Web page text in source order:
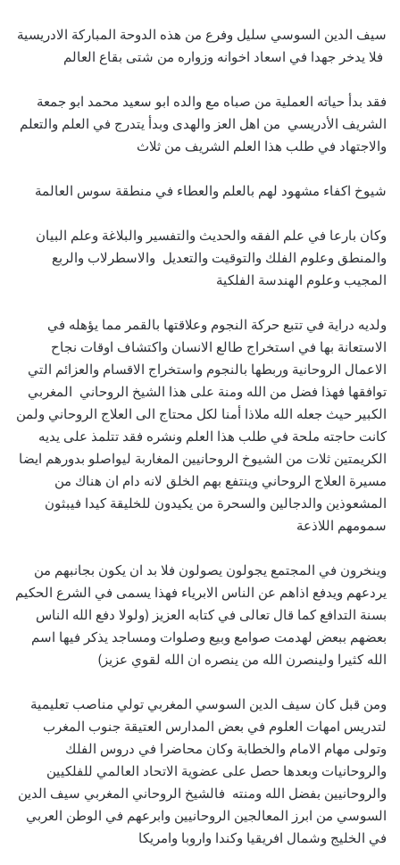
سيف الدين السوسي سليل وفرع من هذه الدوحة المباركة الادريسية
فلا يدخر جهدا في اسعاد اخوانه وزواره من شتى بقاع العالم
فقد بدأ حياته العملية من صباه مع والده ابو سعيد محمد ابو جمعة
الشريف الأدريسي من اهل العز والهدى وبدأ يتدرج في العلم والتعلم
والاجتهاد في طلب هذا العلم الشريف من ثلاث
شيوخ اكفاء مشهود لهم بالعلم والعطاء في منطقة سوس العالمة
وكان بارعا في علم الفقه والحديث والتفسير والبلاغة وعلم البيان
والمنطق وعلوم الفلك والتوقيت والتعديل والاسطرلاب والربع
المجيب وعلوم الهندسة الفلكية
ولديه دراية في تتبع حركة النجوم وعلاقتها بالقمر مما يؤهله في
الاستعانة بها في استخراج طالع الانسان واكتشاف اوقات نجاح
الاعمال الروحانية وربطها بالنجوم واستخراج الاقسام والعزائم التي
توافقها فهذا فضل من الله ومنة على هذا الشيخ الروحاني المغربي
الكبير حيث جعله الله ملاذا أمنا لكل محتاج الى العلاج الروحاني ولمن
كانت حاجته ملحة في طلب هذا العلم ونشره فقد تتلمذ على يديه
الكريمتين ثلات من الشيوخ الروحانيين المغاربة ليواصلو بدورهم ايضا
مسيرة العلاج الروحاني وينتفع بهم الخلق لانه دام ان هناك من
المشعوذين والدجالين والسحرة من يكيدون للخليقة كيدا فيبثون
سمومهم اللاذعة
وينخرون في المجتمع يجولون يصولون فلا بد ان يكون بجانبهم من
يردعهم ويدفع اذاهم عن الناس الابرياء فهذا يسمى في الشرع الحكيم
بسنة التدافع كما قال تعالى في كتابه العزيز (ولولا دفع الله الناس
بعضهم ببعض لهدمت صوامع وبيع وصلوات ومساجد يذكر فيها اسم
الله كثيرا ولينصرن الله من ينصره ان الله لقوي عزيز)
ومن قبل كان سيف الدين السوسي المغربي تولي مناصب تعليمية
لتدريس امهات العلوم في بعض المدارس العتيقة جنوب المغرب
وتولى مهام الامام والخطابة وكان محاضرا في دروس الفلك
والروحانيات وبعدها حصل على عضوية الاتحاد العالمي للفلكيين
والروحانيين بفضل الله ومنته فالشيخ الروحاني المغربي سيف الدين
السوسي من ابرز المعالجين الروحانيين وابرعهم في الوطن العربي
في الخليج وشمال افريقيا وكندا واروبا وامريكا